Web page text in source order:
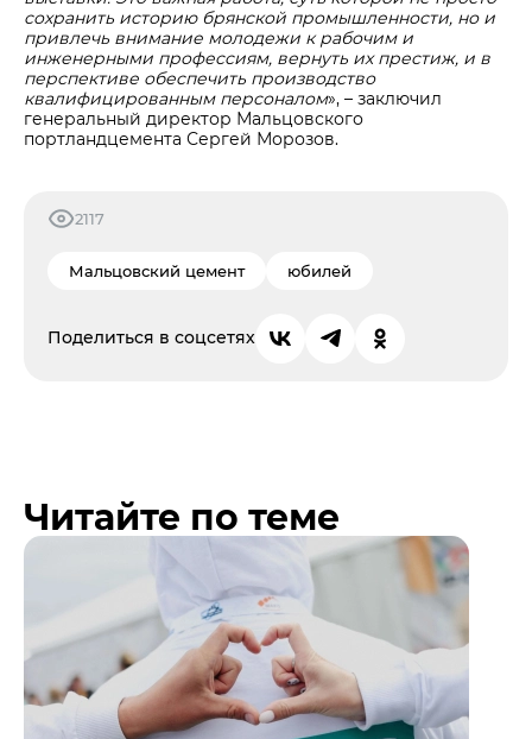
сохранить историю брянской промышленности, но и
привлечь внимание молодежи к рабочим и
инженерными профессиям, вернуть их престиж, и в
перспективе обеспечить производство
квалифицированным персоналом», – заключил
генеральный директор Мальцовского
портландцемента Сергей Морозов.
2117
Мальцовский цемент юбилей
Поделиться в соцсетях
Читайте по теме